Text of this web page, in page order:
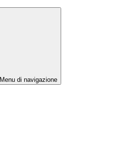
Menu di navigazione